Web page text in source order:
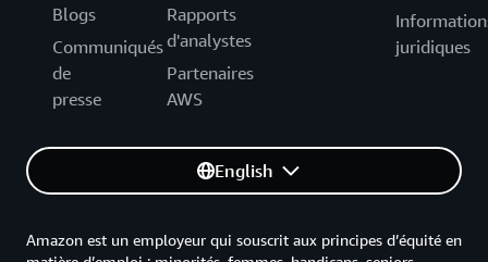
Blogs
Communiqués
de
presse
Rapports
d'analystes
Partenaires
AWS
juridiques
English
Amazon est un employeur qui souscrit aux principes d’équité en